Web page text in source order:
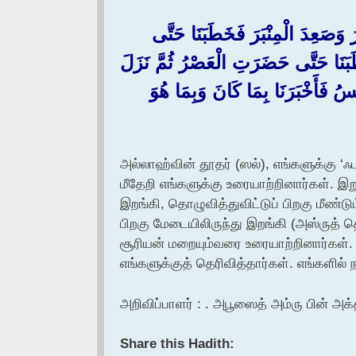
وَصَعِدَ الْمِنْبَرَ فَخَطَبَنَا حَتَّى
حَتَّى حَضَرَتِ الْعَصْرُ ثُمَّ نَزَلَ
بِمَا كَانَ وَبِمَا هُوَ
அல்லாஹ்வின் தூதர் (ஸல்), எங்களுக்கு
மீதேறி எங்களுக்கு உரையாற்றினார்கள்.
இறங்கி, தொழுவித்துவிட்டுப் பிறகு
பிறகு மேடையிலிருந்து இறங்கி (அஸ்ருத்
சூரியன் மறையும்வரை
எங்களுக்குத் தெரிவித்தார்கள்.
அறிவிப்பாளர் : . அபூஸைத் அம்ரு பின்
Share this Hadith: